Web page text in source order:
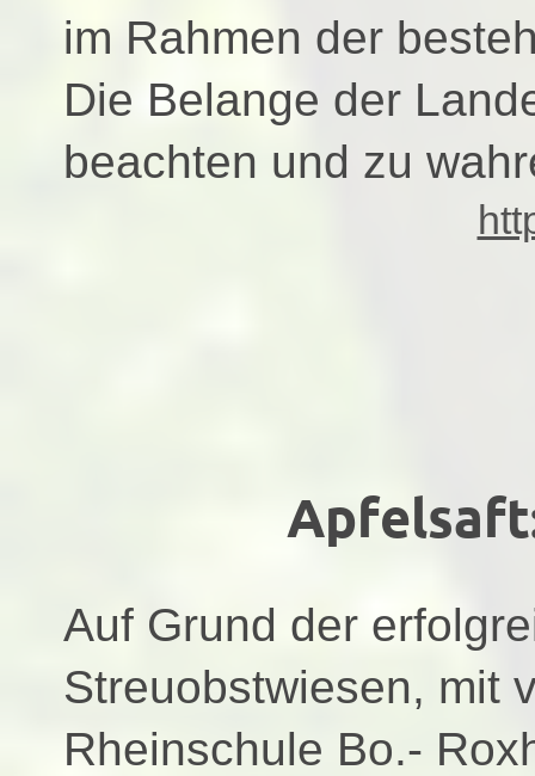
im Rahmen der
Die Belange der
beachten und zu
AufGrund der
Streuobstwiesen, mit
Rheinschule Bo.-